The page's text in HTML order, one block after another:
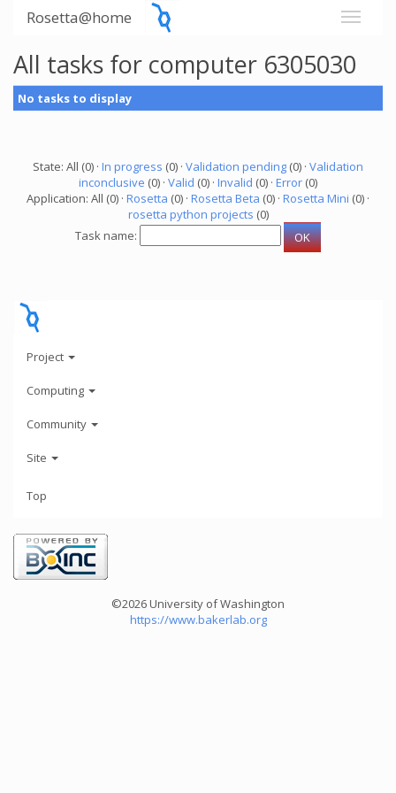
Rosetta@home
All tasks for computer 6305030
No tasks to display
State: All (0) · In progress (0) · Validation pending (0) · Validation
inconclusive (0) · Valid (0) · Invalid (0) · Error (0)
Application: All (0) · Rosetta (0) · Rosetta Beta (0) · Rosetta Mini (0) ·
rosetta python projects (0)
Task name:
Project
Computing
Community
Site
Top
©2026 University of Washington
https://www.bakerlab.org